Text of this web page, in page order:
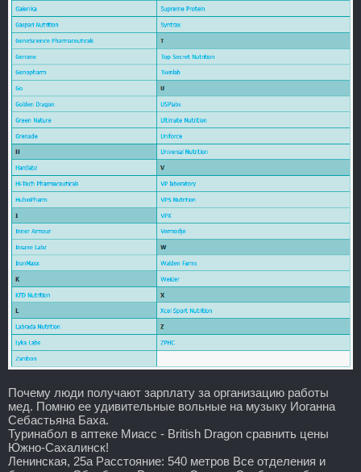
Почему люди получают зарплату за организацию работы
мед. Помню ее удивительные вольные на музыку Иоганна
Себастьяна Баха.
Туринабол в аптеке Миасс - British Dragon сравнить цены
Южно-Сахалинск!
Ленинская, 25а Расстояние: 540 метров Все отделения и